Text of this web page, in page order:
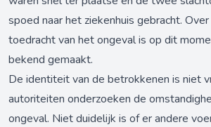
spoed naar het ziekenhuis gebracht.
toedracht van het ongeval is op dit
bekend gemaakt.
De identiteit van de betrokkenen is niet
autoriteiten onderzoeken de
ongeval. Niet duidelijk is of er andere